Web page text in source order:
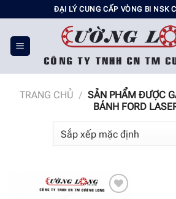
đến
nội
dung
ĐẠI LÝ CUNG CẤP VÒNG BI NSK
TRANG CHỦ / SẢN PHẨM ĐƯỢC
BÁNH FORD